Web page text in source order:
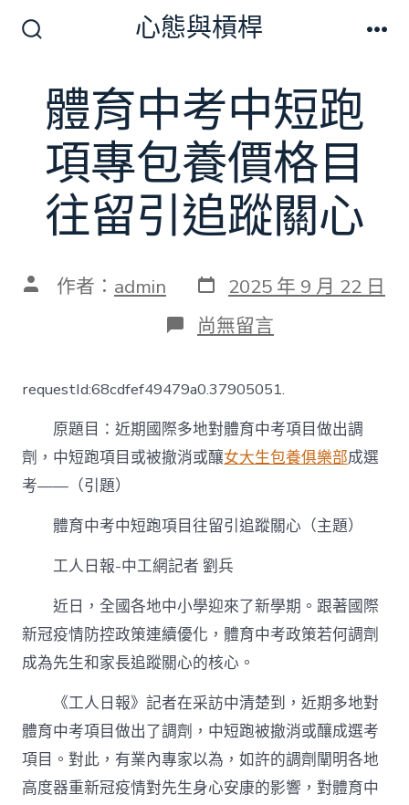
切
換
開
關
心態與槓桿
體育中考中短跑
項專包養價格目
往留引追蹤關心
文 作者： admin 發
表
日
期
2025 年 9 月 22 日
在
〈體
中
考
中
短
跑
項
養
格
目
往
留
引
追
蹤
關
心〉
中
尚無留言
requestId:68cdfef49479a0.37905051.
原題目：近期國際多地對體育中考項目做出調
劑，中短跑項目或被撤消或釀女大生包養俱樂部成選
考——（引題）
體育中考中短跑項目往留引追蹤關心（主題）
工人日報-中工網記者 劉兵
近日，全國各地中小學迎來了新學期。跟著國際
新冠疫情防控政策連續優化，體育中考政策若何調劑
成為先生和家長追蹤關心的核心。
《工人日報》記者在采訪中清楚到，近期多地對
體育中考項目做出了調劑，中短跑被撤消或釀成選考
項目。對此，有業內專家以為，如許的調劑闡明各地
高度器重新冠疫情對先生身心安康的影響，對體育中